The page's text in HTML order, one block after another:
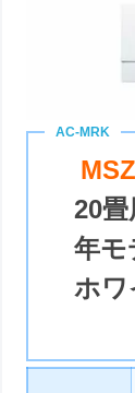
20
年モ
ホワ